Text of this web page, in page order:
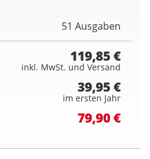
51 Ausgaben
119,85 €
inkl. MwSt. und Versand
39,95 €
im ersten Jahr
79,90 €